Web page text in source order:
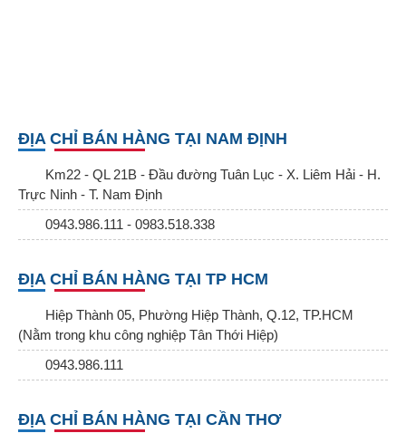
ĐỊA CHỈ BÁN HÀNG TẠI NAM ĐỊNH
Km22 - QL 21B - Đầu đường Tuân Lục - X. Liêm Hải - H.
Trực Ninh - T. Nam Định
0943.986.111 - 0983.518.338
ĐỊA CHỈ BÁN HÀNG TẠI TP HCM
Hiệp Thành 05, Phường Hiệp Thành, Q.12, TP.HCM
(Nằm trong khu công nghiệp Tân Thới Hiệp)
0943.986.111
ĐỊA CHỈ BÁN HÀNG TẠI CẦN THƠ